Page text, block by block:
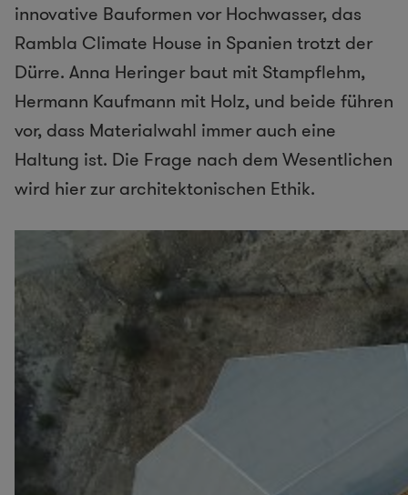
innovative Bauformen vor Hochwasser, das
Rambla Climate House in Spanien trotzt der
Dürre. Anna Heringer baut mit Stampflehm,
Hermann Kaufmann mit Holz, und beide führen
vor, dass Materialwahl immer auch eine
Haltung ist. Die Frage nach dem Wesentlichen
wird hier zur architektonischen Ethik.